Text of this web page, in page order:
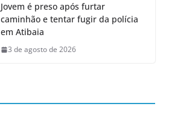
Jovem é preso após furtar
caminhão e tentar fugir da polícia
em Atibaia
3 de agosto de 2026